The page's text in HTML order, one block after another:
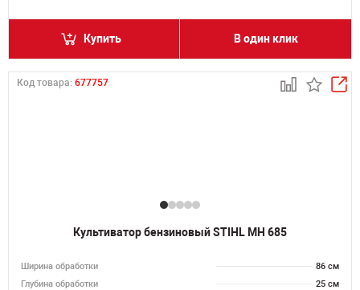
Купить В один клик
Код товара: 677757
Культиватор бензиновый STIHL MH 685
Ширина обработки
86 см
Глубина обработки
25 см